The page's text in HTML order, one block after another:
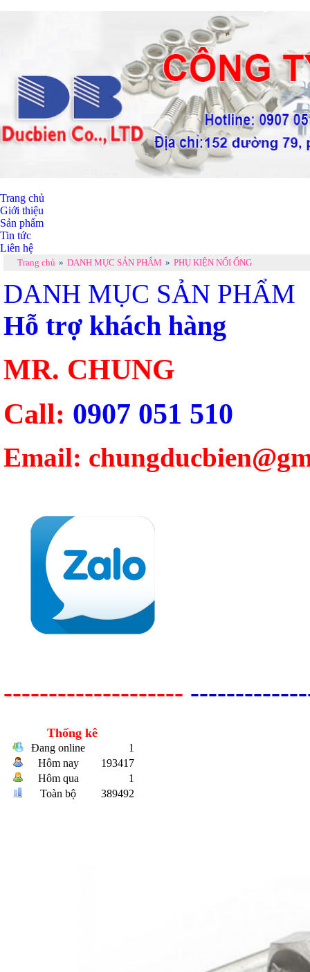
Trang chủ
Giới thiệu
Sản phẩm
Tin tức
Liên hệ
Trang chủ » DANH MỤC SẢN PHẨM » PHỤ KIỆN NỐI ỐNG
DANH MỤC SẢN PHẨM
Hỗ trợ khách hàng
MR. CHUNG
Call: 0907 051 510
Email:
--------------------
Thống kê
Đang online
1
Hôm nay
193417
Hôm qua
1
Toàn bộ
389492